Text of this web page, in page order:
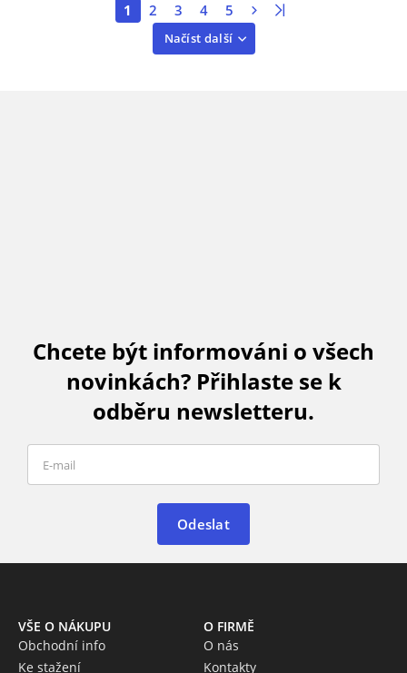
Načíst další
1 2 3 4 5
Chcete být informováni o všech
novinkách? Přihlaste se k
odběru newsletteru.
Odeslat
VŠE O NÁKUPU
Obchodní info
Ke stažení
O FIRMĚ
O nás
Kontakty